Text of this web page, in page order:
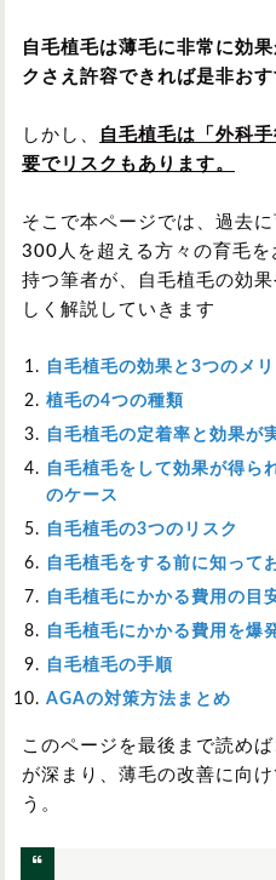
自毛植毛は薄毛に非常に効
クさえ許容できれば是非お
しかし、
自毛植毛は「外科
要でリスクもあります。
そこで本ページでは、過去
300人を超える方々の育毛
持つ筆者が、自毛植毛の効
しく解説していきます
自毛植毛の効果と3つのメリ
植毛の4つの種類
自毛植毛の定着率と効果が
自毛植毛をして効果が得ら
のケース
自毛植毛の3つのリスク
自毛植毛をする前に知って
自毛植毛にかかる費用の目
自毛植毛にかかる費用を爆
自毛植毛の手順
AGAの対策方法まとめ
このページを最後まで読め
が深まり、薄毛の改善に向
う。